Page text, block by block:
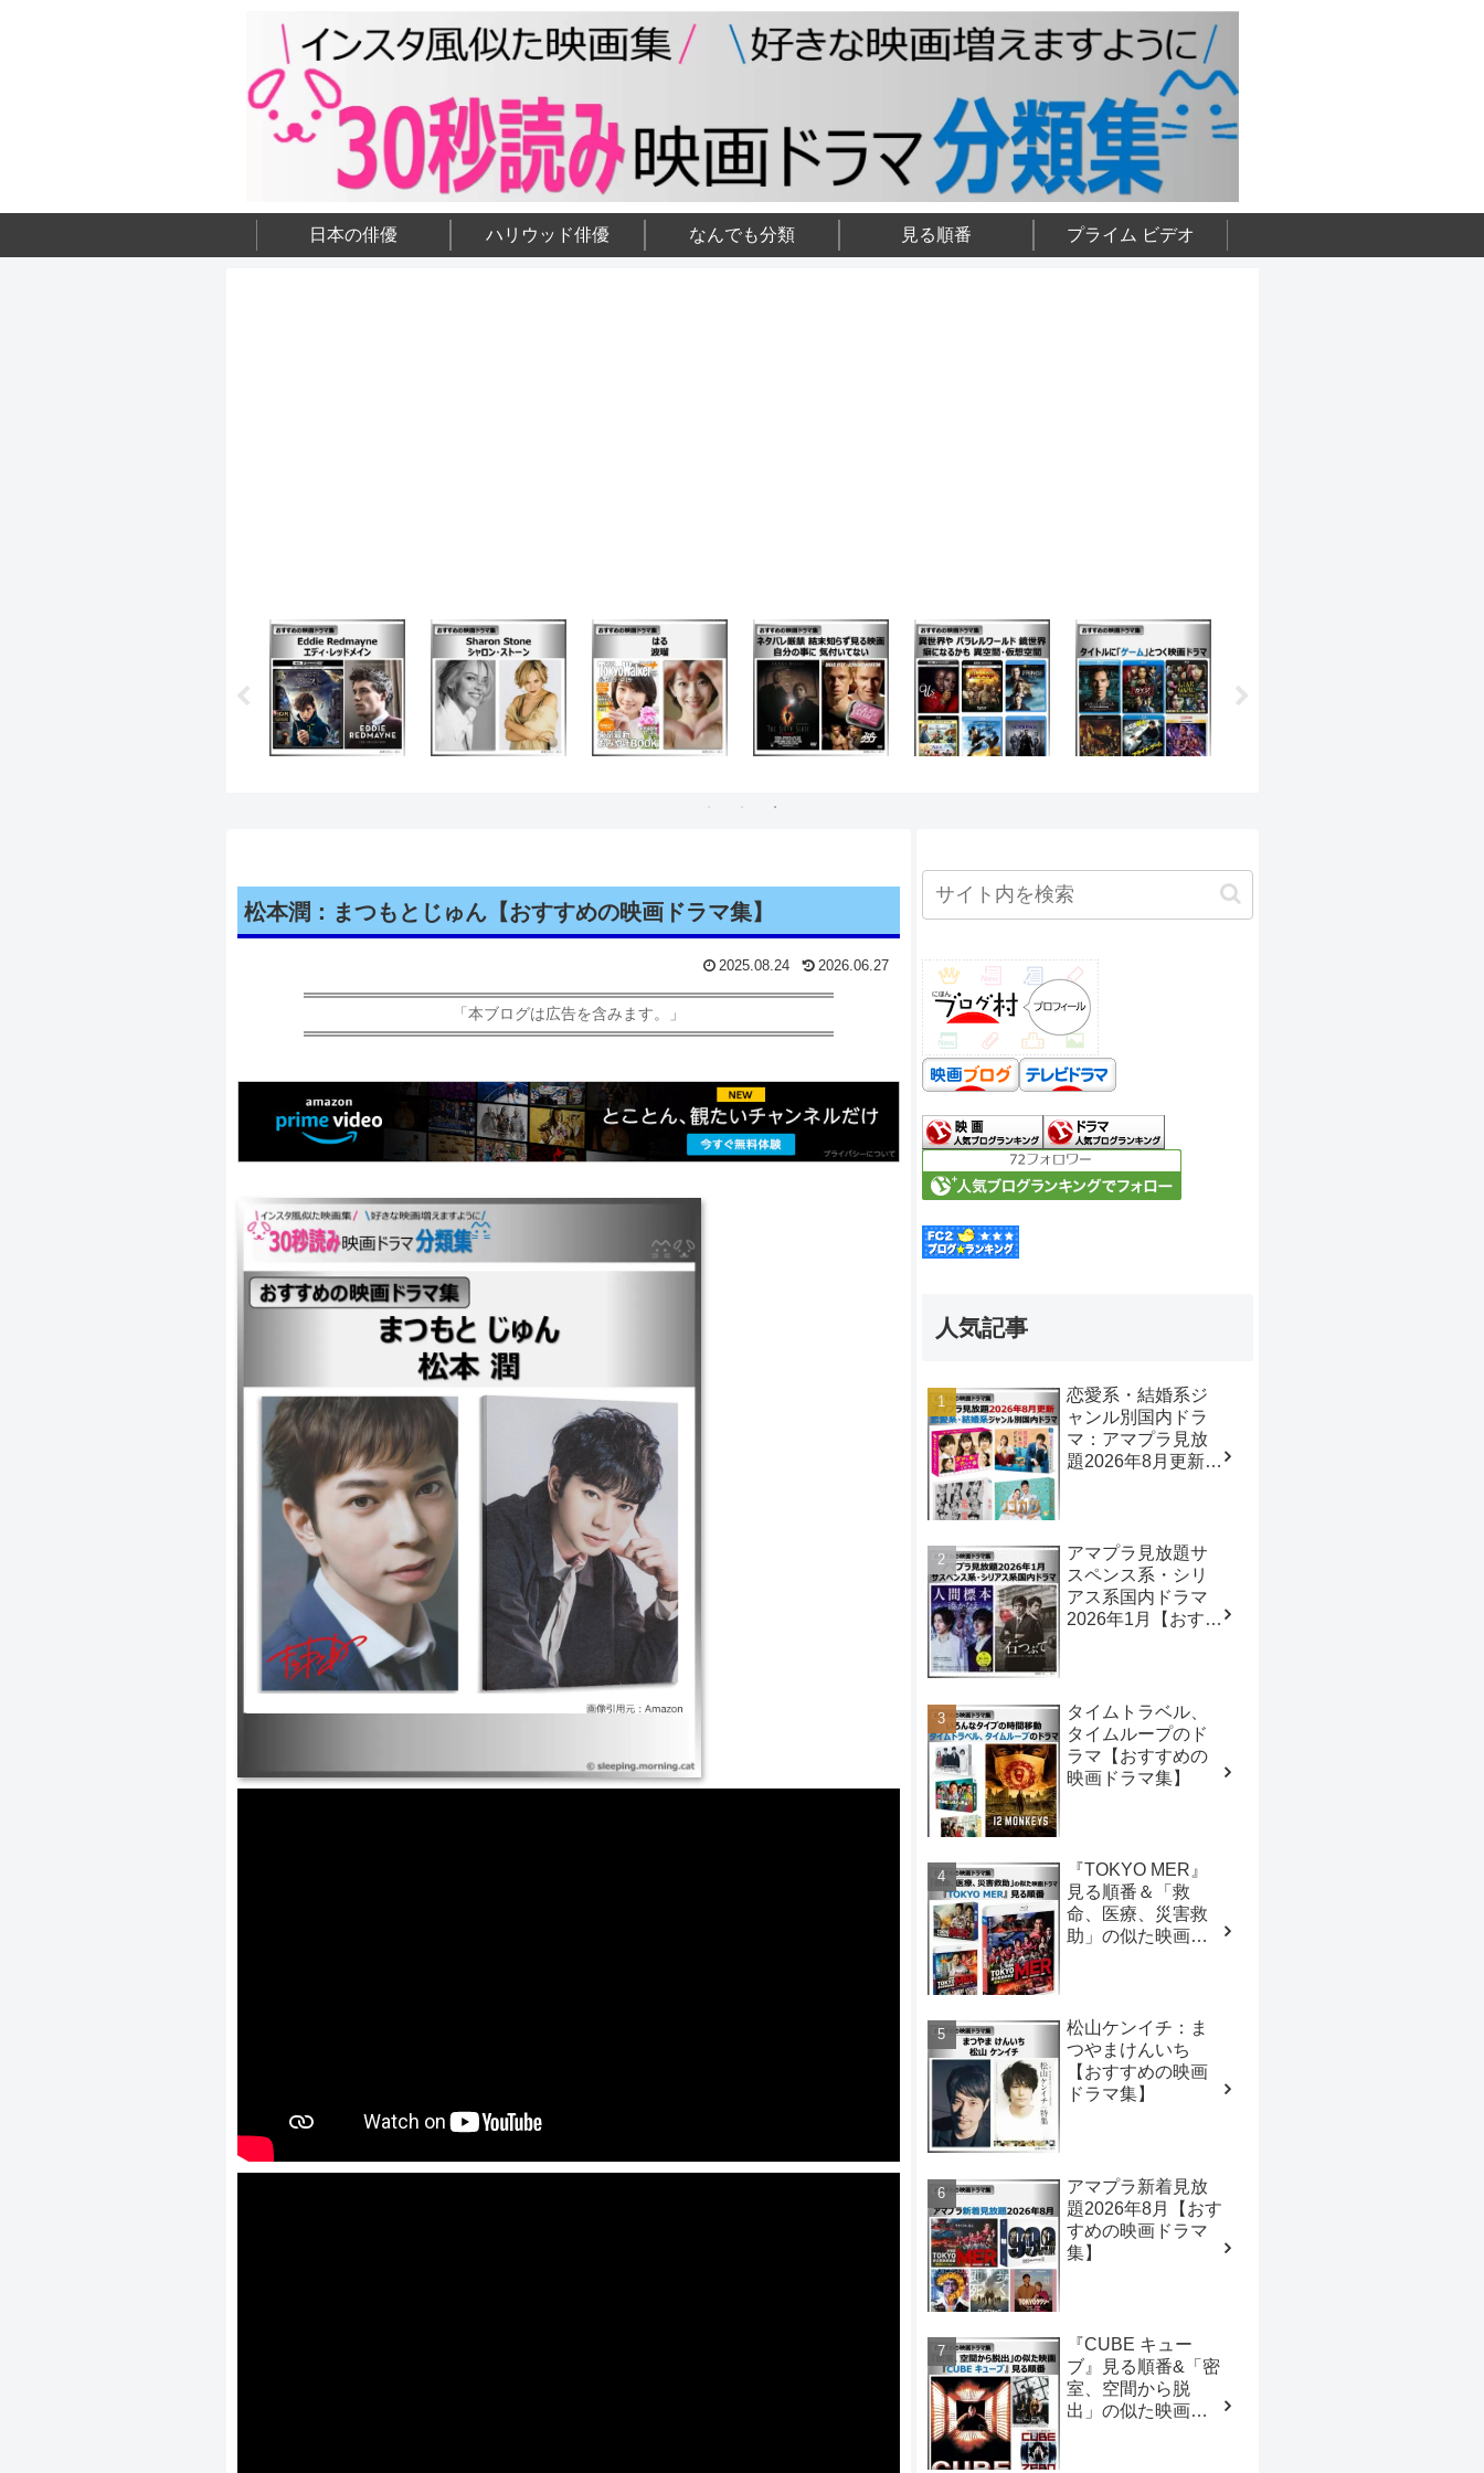
日本の俳優 ハリウッド俳優 なんでも分類 見る順番 プライム ビデオ
松本潤：まつもとじゅん【おすすめの映画ドラマ集】
2025.08.24 2026.06.27
「本ブログは広告を含みます。」
｜19番目のカルテ ｜どうする家康 ｜となりのチカラ ｜99.9-刑
事専門弁護士-THE MOVIE ｜99.9-刑事専門弁護士-完全新作SP
新たな出会い篇～ ｜99.9-刑事専門弁護士- SEASON II ｜ナラタ
ージュ ｜99.9-刑事専門弁護士- SEASON I ｜失恋ショコラティ
エ ｜陽だまりの彼女 ｜ラッキーセブン スペシャル ｜ラッキー
セブン ｜花より男子ファイナル ｜東京タワー
人気記事
恋愛系・結婚系ジ
ャンル別国内ドラ
マ：アマプラ見放
題2026年8月更新
アマプラ見放題サ
スペンス系・シリ
アス系国内ドラマ
2026年1月【おすす
タイムトラベル、
タイムループのド
ラマ【おすすめの
映画ドラマ集】
『TOKYO MER』
見る順番＆「救
命、医療、災害救
助」の似た映画ド
松山ケンイチ：ま
つやまけんいち
【おすすめの映画
ドラマ集】
アマプラ新着見放
題2026年8月【おす
すめの映画ドラマ
集】
『CUBE キュー
ブ』見る順番&「密
室、空間から脱
出」の似た映画